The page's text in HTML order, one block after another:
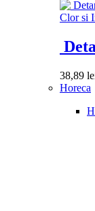
Clor si
38,89
Horeca